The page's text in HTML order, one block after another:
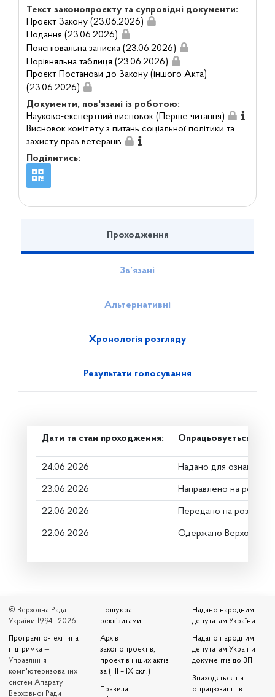
Текст законопроєкту та супровідні документи:
Проєкт Закону (23.06.2026)
Подання (23.06.2026)
Пояснювальна записка (23.06.2026)
Порівняльна таблиця (23.06.2026)
Проєкт Постанови до Закону (іншого Акта)
(23.06.2026)
Документи, пов'язані із роботою:
Науково-експертний висновок (Перше читання)
Висновок комітету з питань соціальної політики та
захисту прав ветеранів
Поділитись:
Проходження
Зв’язані
Альтернативні
Хронологія розгляду
Результати голосування
Дати та стан проходження: Опрацьовується в
24.06.2026 Надано для
23.06.2026 Направлено на
22.06.2026 Передано на розгляд
22.06.2026 Одержано Верховною
© Верховна Рада
України 1994—2026
Програмно-технічна
підтримка —
Управління
комп'ютеризованих
систем Апарату
Верховної Ради
Пошук за
реквізитами
Архів
законопроєктів,
проєктів інших актів
за ( III – IX скл.)
Правила
Надано народним
депутатам України
Надано народним
депутатам України
документів до ЗП
Знаходяться на
опрацюванні в